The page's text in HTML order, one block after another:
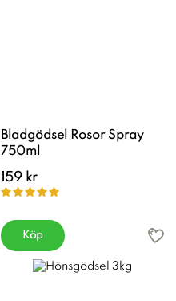
Bladgödsel Rosor Spray
750ml
159 kr
Köp